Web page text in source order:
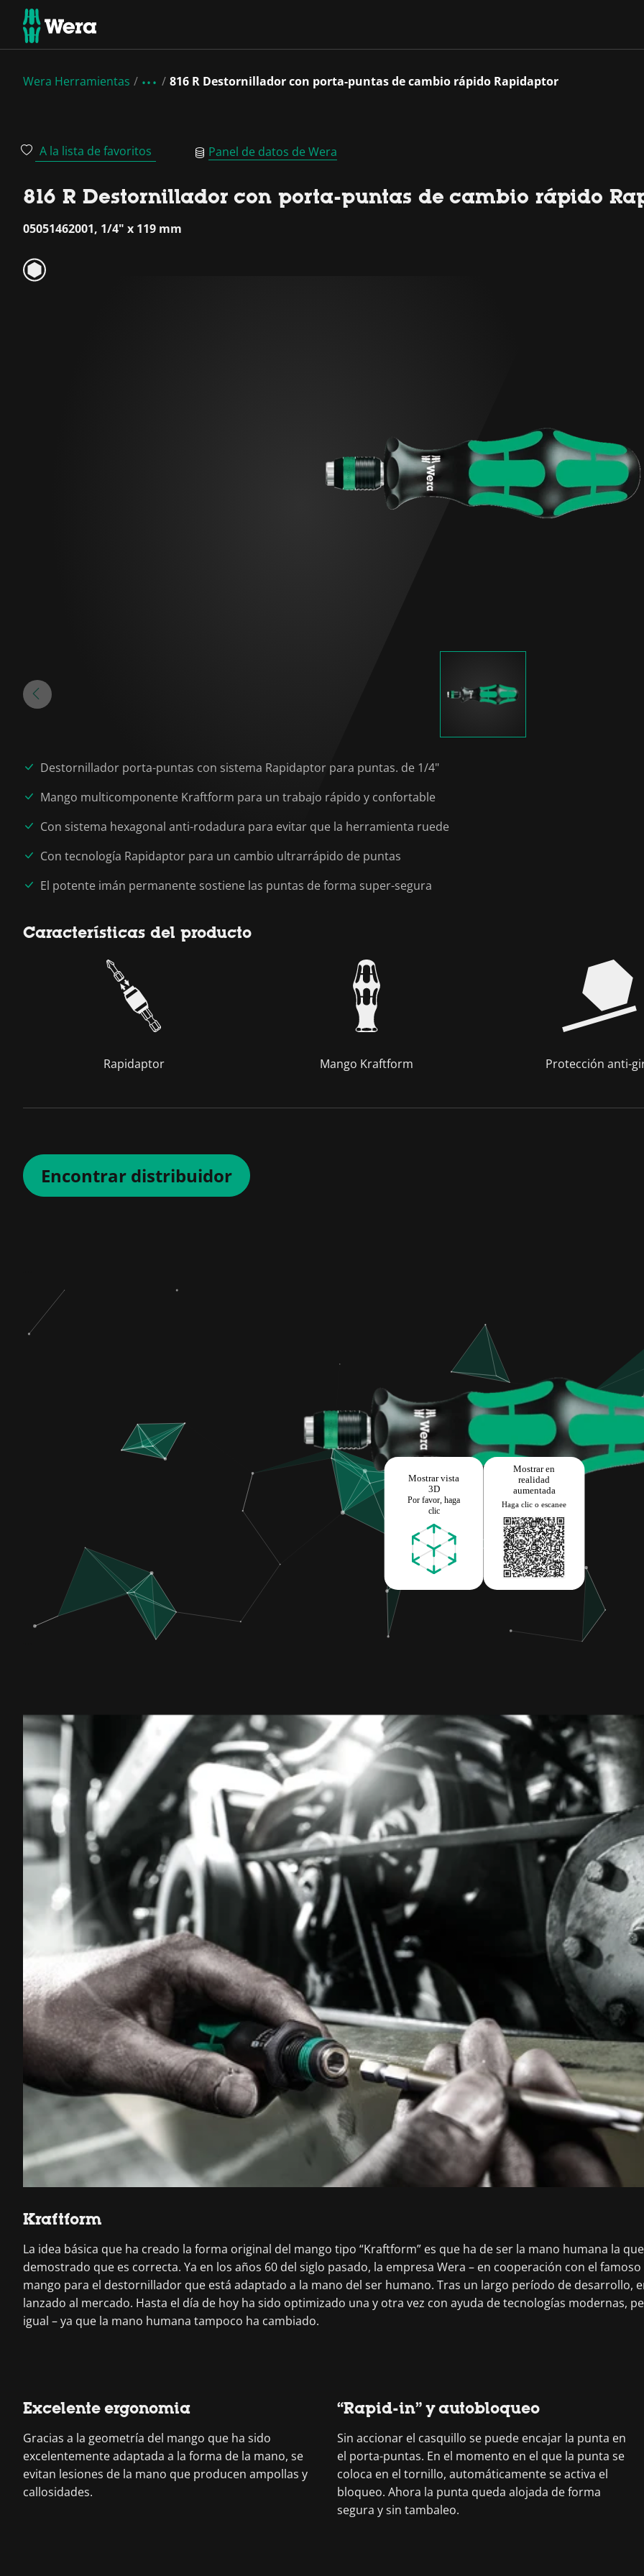
Wera Herramientas 816 R Destornillador con porta-puntas de cambio rápido Rapidaptor
A la lista de favoritos Panel de datos de Wera
816 R Destornillador con porta-puntas de cambio rápido
05051462001, 1/4" x 119 mm
Destornillador porta-puntas con sistema Rapidaptor para puntas. de 1/4"
Mango multicomponente Kraftform para un trabajo rápido y confortable
Con sistema hexagonal anti-rodadura para evitar que la herramienta ruede
Con tecnología Rapidaptor para un cambio ultrarrápido de puntas
El potente imán permanente sostiene las puntas de forma super-segura
Características del producto
Rapidaptor Mango Kraftform Protección anti-
Encontrar distribuidor
Kraftform
La idea básica que ha creado la forma original del mango tipo “Kraftform” es que ha de ser la mano humana la
demostrado que es correcta. Ya en los años 60 del siglo pasado, la empresa Wera – en cooperación con el
mango para el destornillador que está adaptado a la mano del ser humano. Tras un largo período de desarrollo,
lanzado al mercado. Hasta el día de hoy ha sido optimizado una y otra vez con ayuda de tecnologías modernas,
igual – ya que la mano humana tampoco ha cambiado.
Excelente ergonomia
Gracias a la geometría del mango que ha sido
excelentemente adaptada a la forma de la mano, se
evitan lesiones de la mano que producen ampollas y
callosidades.
“Rapid-in” y autobloqueo
Sin accionar el casquillo se puede encajar la punta en
el porta-puntas. En el momento en el que la punta se
coloca en el tornillo, automáticamente se activa el
bloqueo. Ahora la punta queda alojada de forma
segura y sin tambaleo.